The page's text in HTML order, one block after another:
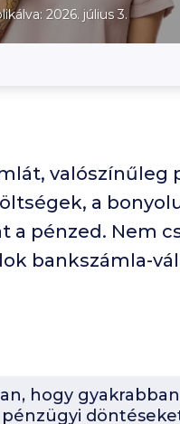
2026. július 3.
a
a pénzed. Nem
bankszámla-
hogy